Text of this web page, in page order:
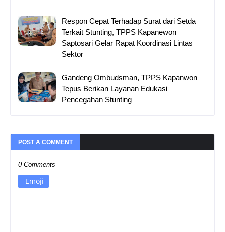
Respon Cepat Terhadap Surat dari Setda
Terkait Stunting, TPPS Kapanewon
Saptosari Gelar Rapat Koordinasi Lintas
Sektor
Gandeng Ombudsman, TPPS Kapanwon
Tepus Berikan Layanan Edukasi
Pencegahan Stunting
POST A COMMENT
0 Comments
Emoji